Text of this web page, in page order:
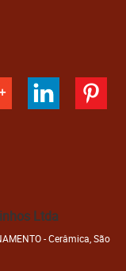
Ltda
-Cerâmica, São